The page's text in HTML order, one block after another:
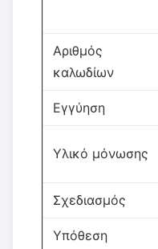
Αριθμός
καλωδίων
Εγγύηση
Υλικό μόνωσης
Σχεδιασμός
Υπόθεση